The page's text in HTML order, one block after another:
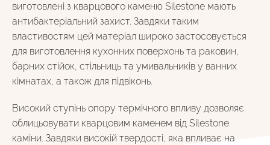
виготовлені з кварцового каменю Silestone мають
антибактеріальний захист. Завдяки таким
властивостям цей матеріал широко застосовується
для виготовлення кухонних поверхонь та раковин,
барних стійок, стільниць та умивальників у ванних
кімнатах, а також для підвіконь.
Високий ступінь опору термічного впливу дозволяє
облицьовувати кварцовим каменем від Silestone
каміни. Завдяки високій твердості, яка впливає на